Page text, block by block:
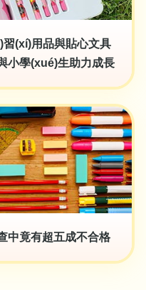
(xí)用品與貼心文具
小學(xué)生助力成長
中竟有超五成不合格